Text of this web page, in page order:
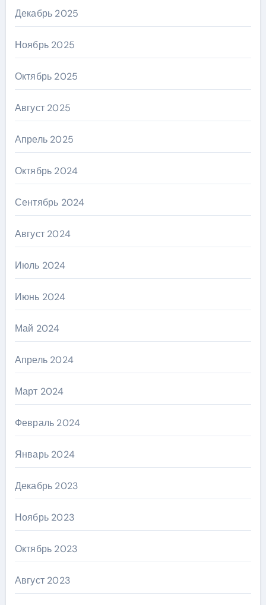
Декабрь 2025
Ноябрь 2025
Октябрь 2025
Август 2025
Апрель 2025
Октябрь 2024
Сентябрь 2024
Август 2024
Июль 2024
Июнь 2024
Май 2024
Апрель 2024
Март 2024
Февраль 2024
Январь 2024
Декабрь 2023
Ноябрь 2023
Октябрь 2023
Август 2023